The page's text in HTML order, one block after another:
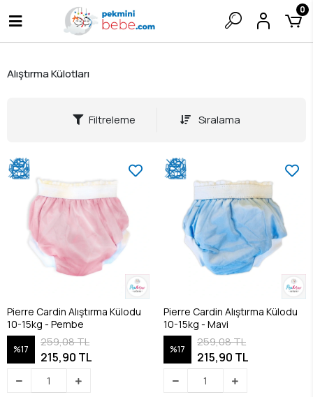
0
Alıştırma Külotları
Filtreleme Sıralama
Pierre Cardin Alıştırma Külodu
10-15kg - Pembe
%17
259,08 TL
215,90 TL
Pierre Cardin Alıştırma Külodu
10-15kg - Mavi
%17
259,08 TL
215,90 TL